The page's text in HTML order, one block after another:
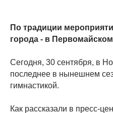
По традиции
города - в
Сегодня, 30 сентября, в
последнее в нынешнем
гимнастикой.
Как рассказали в пресс-